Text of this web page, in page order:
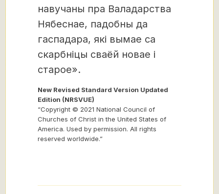
навучаны пра Валадарства
Нябеснае, падобны да
гаспадара, які вымае са
скарбніцы сваёй новае і
старое».
New Revised Standard Version Updated
Edition (NRSVUE)
“Copyright © 2021 National Council of
Churches of Christ in the United States of
America. Used by permission. All rights
reserved worldwide.”